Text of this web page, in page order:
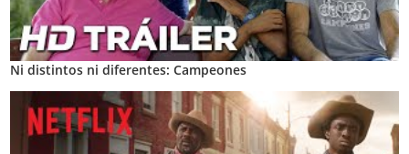
Ni distintos ni diferentes: Campeones